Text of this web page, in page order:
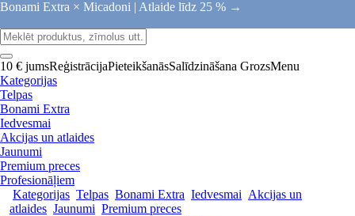
Bonami Extra × Micadoni | Atlaide līdz 25 % →
10 € jumsReģistrācijaPieteikšanāsSalīdzināšana GrozsMenu
Kategorijas
Telpas
Bonami Extra
Iedvesmai
Akcijas un atlaides
Jaunumi
Premium preces
Profesionāļiem
Kategorijas Telpas Bonami Extra Iedvesmai Akcijas un
atlaides Jaunumi Premium preces